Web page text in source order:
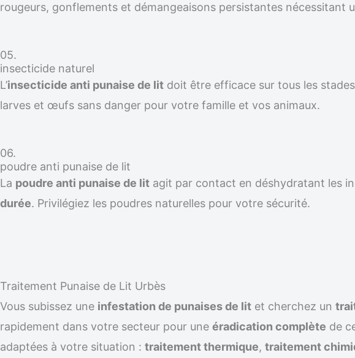
rougeurs, gonflements et démangeaisons persistantes nécessitant
05.
insecticide naturel
L’insecticide anti punaise de lit doit être efficace sur tous les
larves et œufs sans danger pour votre famille et vos animaux.
06.
poudre anti punaise de lit
La poudre anti punaise de lit agit par contact en déshydratant les
durée. Privilégiez les poudres naturelles pour votre sécurité.
Traitement Punaise de Lit Urbès
Vous subissez une infestation de punaises de lit et cherchez un
rapidement dans votre secteur pour une éradication complète de
adaptées à votre situation : traitement thermique, traitement